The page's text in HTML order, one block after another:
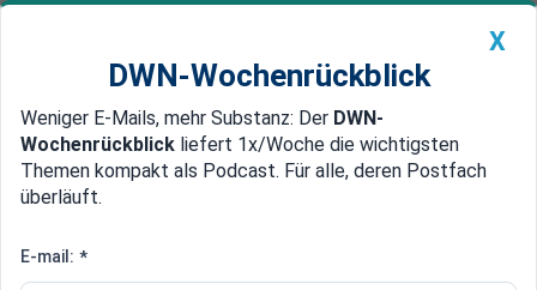
Newsticker MEIN DWN: Geldanlage Premium
Edelmetalle DWN-Magazin China
Neues Gesetz zu
X
DWN-Wochenrückblick
Weniger E-Mails, mehr Substanz: Der DWN-
Wochenrückblick liefert 1x/Woche die wichtigsten
Themen kompakt als Podcast. Für alle, deren Postfach
überläuft.
E-mail: *